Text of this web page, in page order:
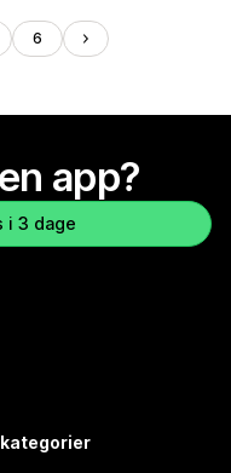
6
app?
i 3 dage